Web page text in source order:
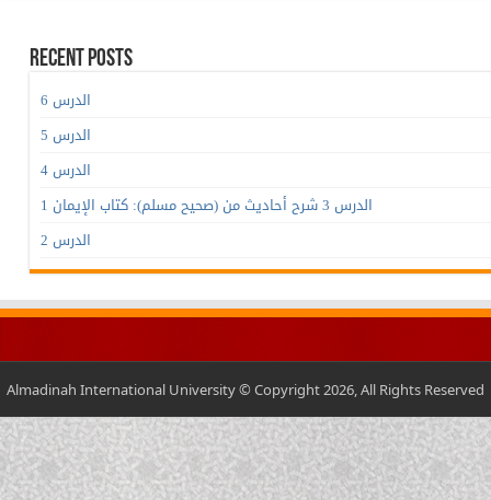
Recent Posts
الدرس 6
الدرس 5
الدرس 4
الدرس 3 شرح أحاديث من (صحيح مسلم): كتاب الإيمان 1
الدرس 2
Almadinah International University © Copyright 2026, All Rights Reserved